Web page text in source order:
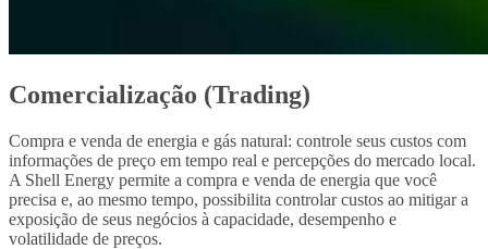
Comercialização (Trading)
Compra e venda de energia e gás natural: controle seus custos com
informações de preço em tempo real e percepções do mercado local.
A Shell Energy permite a compra e venda de energia que você
precisa e, ao mesmo tempo, possibilita controlar custos ao mitigar a
exposição de seus negócios à capacidade, desempenho e
volatilidade de preços.